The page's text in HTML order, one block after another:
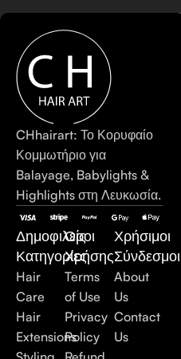
CHhairart: Το Κορυφαίο
Κομμωτήριο για
Balayage, Babylights &
Highlights στη Λευκωσία.
Δημοφιλείς
Κατηγορίες
Hair
Care
Hair
Extensions
Όροι
Χρήσης
Terms
of Use
Privacy
Policy
Χρήσιμοι
Σύνδεσμοι
About
Us
Contact
Us